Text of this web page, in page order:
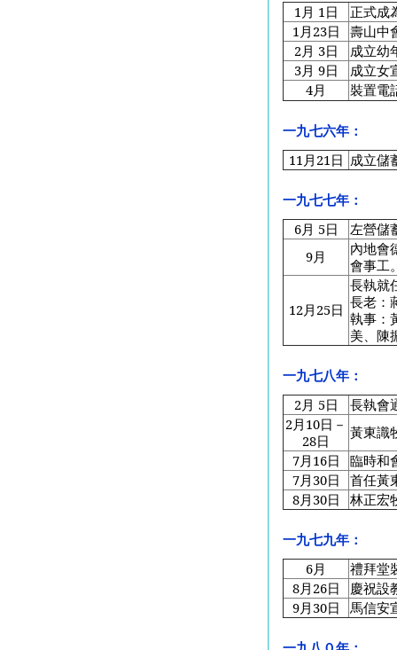
1月 1日
正式成
1月23日
壽山中
2月 3日
成立幼
3月 9日
成立女
4月 裝置電
一九七六年：
11月21日 成立儲
一九七七年：
6月 5日
左營儲
9月
內地會
會事工
12月25日
長執就
長老：
執事：
美、陳
一九七八年：
2月 5日
長執會
2月10日－
28日
黃東識
7月16日
臨時和
7月30日
首任黃
8月30日 林正宏
一九七九年：
6月
禮拜堂
8月26日
慶祝設
9月30日 馬信安